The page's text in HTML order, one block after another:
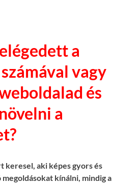
a
vagy
és
a
keresel, aki képes gyors és
kínálni, mindig a